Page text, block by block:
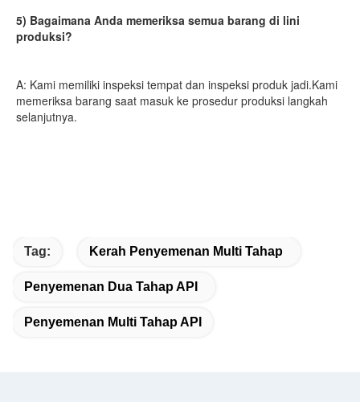
5) Bagaimana Anda memeriksa semua barang di lini
produksi?
A: Kami memiliki inspeksi tempat dan inspeksi produk jadi.Kami
memeriksa barang saat masuk ke prosedur produksi langkah
selanjutnya.
Tag: Kerah Penyemenan Multi Tahap
Penyemenan Dua Tahap API
Penyemenan Multi Tahap API